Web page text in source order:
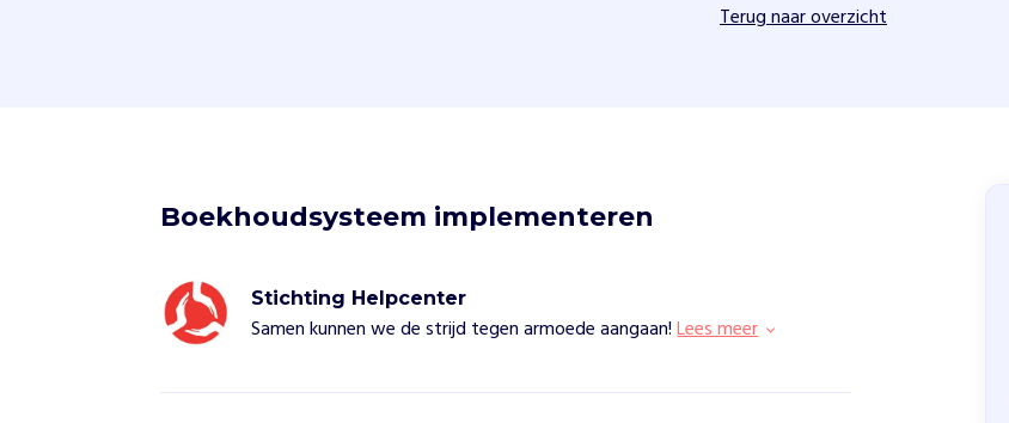
Terug naar overzicht
Boekhoudsysteem implementeren
Stichting Helpcenter
Samen kunnen we de strijd tegen armoede aangaan!Lees meer